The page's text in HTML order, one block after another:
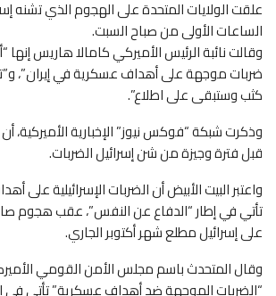
علقت الولايات المتحدة على الهجوم الذي تشنه
الساعات الأولى من صباح السبت.
وقالت نائبة الرئيس الأميركي كامالا هاريس إنها
ضربات موجهة على أهداف عسكرية في إيران”،
كثب وستبقى على اطلاع”.
وذكرت شبكة “فوكس نيوز” الإخبارية الأميركية، أن
قبل فترة وجيزة من شن إسرائيل الضربات.
واعتبر البيت الأبيض أن الضربات الإسرائيلية على
تأتي في إطار “الدفاع عن النفس”، عقب هجوم
على إسرائيل مطلع شهر أكتوبر الجاري.
وقال المتحدث باسم مجلس الأمن القومي
“الضربات الموجهة ضد أهداف عسكرية” تأتي في